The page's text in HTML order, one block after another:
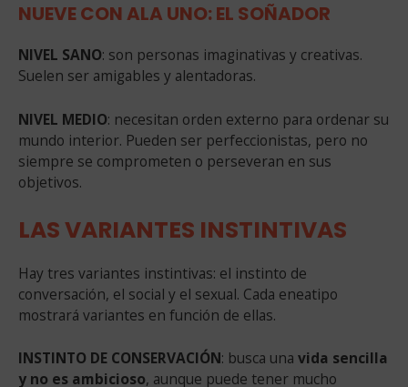
NUEVE CON ALA UNO: EL SOÑADOR
NIVEL SANO: son personas imaginativas y creativas.
Suelen ser amigables y alentadoras.
NIVEL MEDIO: necesitan orden externo para ordenar su
mundo interior. Pueden ser perfeccionistas, pero no
siempre se comprometen o perseveran en sus
objetivos.
LAS VARIANTES INSTINTIVAS
Hay tres variantes instintivas: el instinto de
conversación, el social y el sexual. Cada eneatipo
mostrará variantes en función de ellas.
INSTINTO DE CONSERVACIÓN: busca una vida sencilla
y no es ambicioso, aunque puede tener mucho